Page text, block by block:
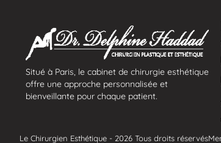
Situé à Paris, le cabinet de chirurgie esthétique
offre une approche personnalisée et
bienveillante pour chaque patient.
Le Chirurgien Esthétique - 2026 Tous droits réservés